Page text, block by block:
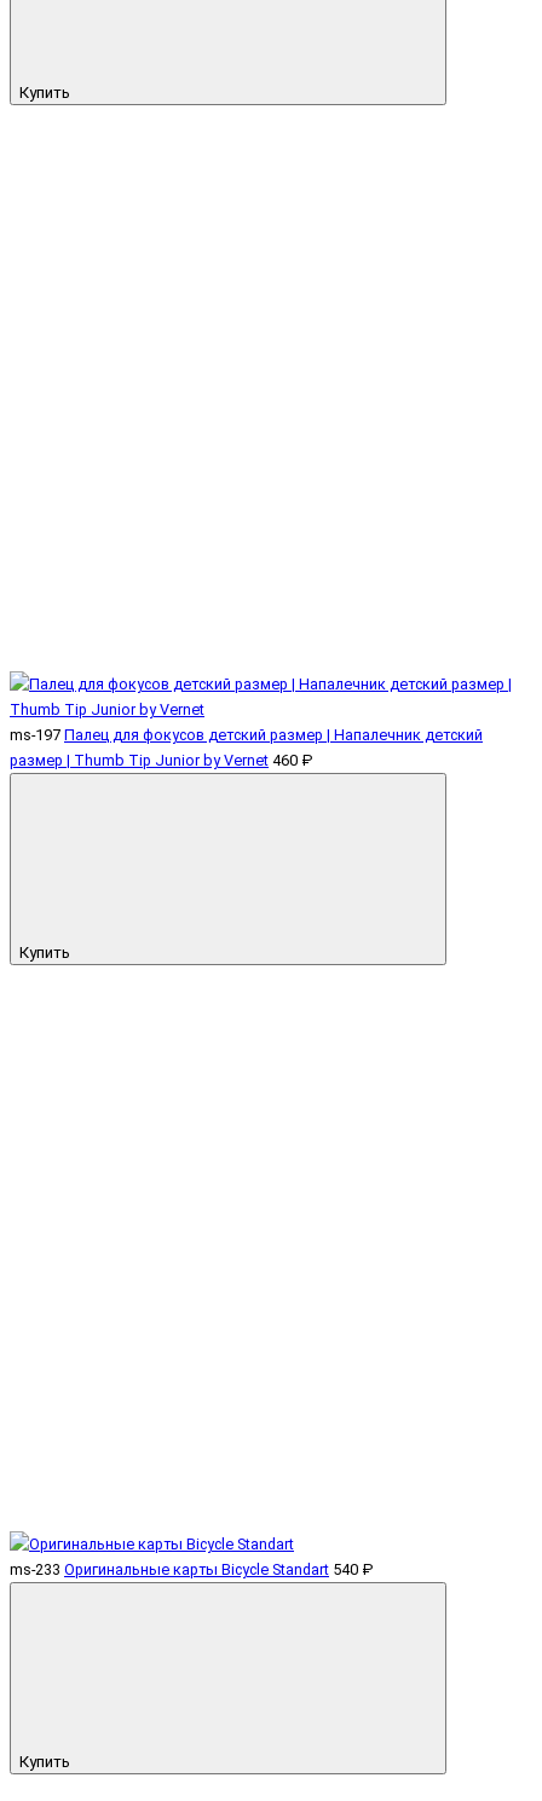
Купить
ms-197 Палец для фокусов детский размер | Напалечник детский
размер | Thumb Tip Junior by Vernet 460 ₽
Купить
ms-233 Оригинальные карты Bicycle Standart 540 ₽
Купить